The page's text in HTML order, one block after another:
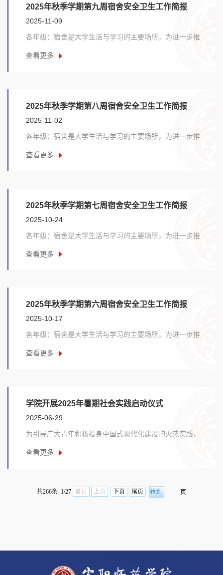
2025年秋季学期第九周宿舍安全卫生工作简报
2025-11-09
各年级：宿舍是大学生活与学习的主要场所，为进一步推
查看更多
2025年秋季学期第八周宿舍安全卫生工作简报
2025-11-02
各年级：宿舍是大学生活与学习的主要场所，为进一步推
查看更多
2025年秋季学期第七周宿舍安全卫生工作简报
2025-10-24
各年级：宿舍是大学生活与学习的主要场所，为进一步推
查看更多
2025年秋季学期第六周宿舍安全卫生工作简报
2025-10-17
各年级：宿舍是大学生活与学习的主要场所，为进一步推
查看更多
学院开展2025年暑期社会实践启动仪式
2025-06-29
为引导广大青年积极投身中国式现代化建设的火热实践，
查看更多
共266条 1/27 首页 上页 下页 尾页 页